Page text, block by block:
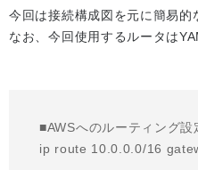
今回は接続構成図を元に簡易的
なお、今回使用するルータは
■AWSへのルーティング設
ip route 10.0.0.0/16